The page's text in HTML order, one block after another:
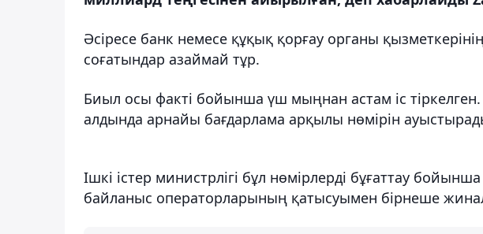
Әсіресе банк немесе құқық қорғау органы
соғатындар азаймай тұр.
Биыл осы факті бойынша үш мыңнан астам іс тіркелген.
алдында арнайы бағдарлама арқылы нөмірін
Ішкі істер министрлігі бұл нөмірлерді бұғаттау
байланыс операторларының қатысуымен бірнеше